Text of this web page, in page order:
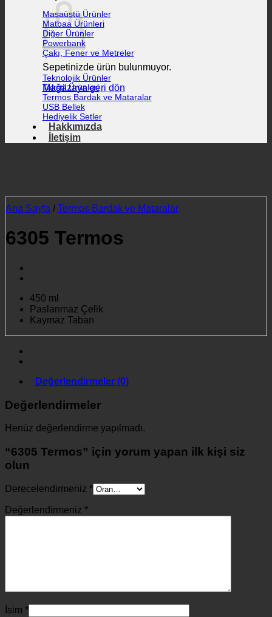
Sepetinizde ürün bulunmuyor.
Mağazaya geri dön
Masaüstü Ürünler
Matbaa Ürünleri
Diğer Ürünler
Powerbank
Çakı, Fener ve Metreler
Teknolojik Ürünler
Tekstil Ürünleri
Termos Bardak ve Mataralar
USB Bellek
Hediyelik Setler
Hakkımızda
İletişim
Ana Sayfa / Termos Bardak ve Mataralar
6305 Termos
450 ml
Paslanmaz Çelik
Kaymaz Taban
Değerlendirmeler (0)
Değerlendirmeler
Henüz değerlendirme yapılmadı.
“6305 Termos” için yorum yapan ilk kişi siz
olun
Derecelendirmeniz *
Değerlendirmeniz *
İsim *